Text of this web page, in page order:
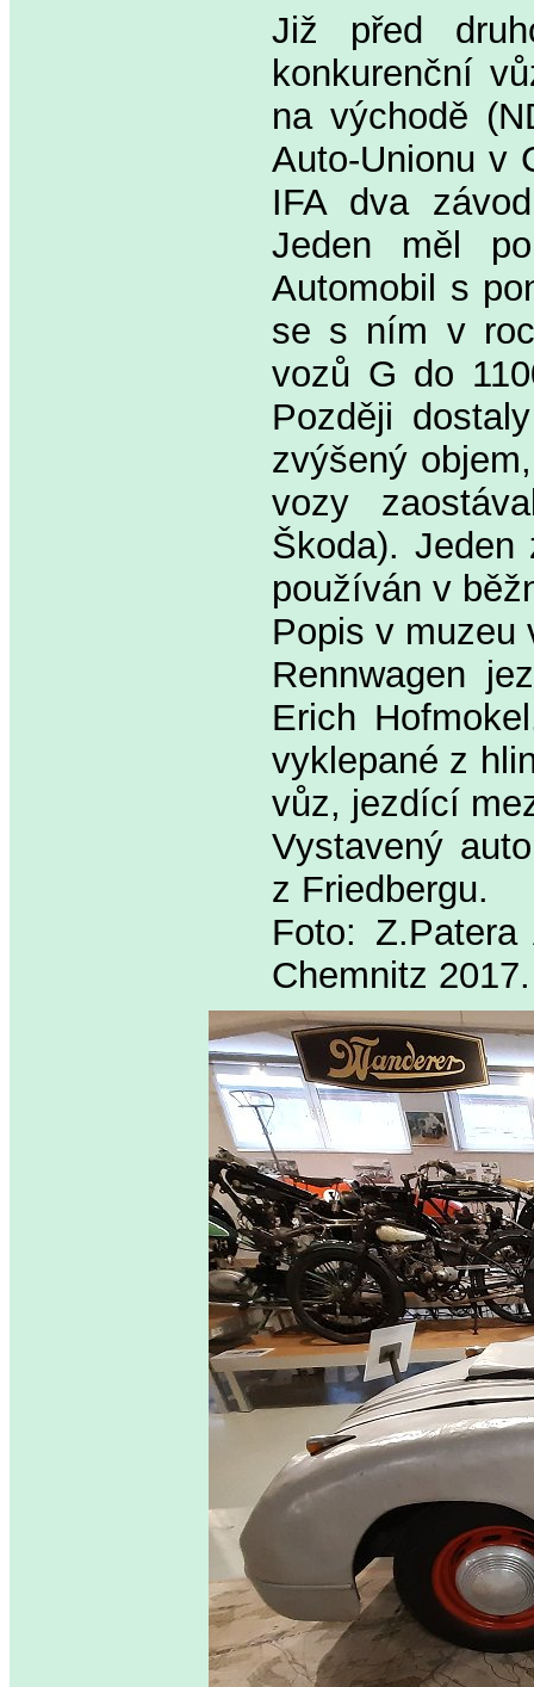
Již před
konkurenční
na východě
Auto-Unionu v
IFA dva
Jeden měl
Automobil s
se s ním v
vozů G do
Později
zvýšený
vozy
Škoda).
používán v
Popis v muzeu
Rennwagen
Erich
vyklepané z
vůz, jezdící
Vystavený
z Friedbergu.
Foto:
Chemnitz 2017.